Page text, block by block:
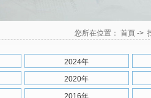
您所在位置： 首頁->
2024年
2020年
2016年